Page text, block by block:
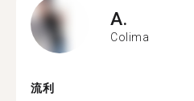
A.
Colima
流利